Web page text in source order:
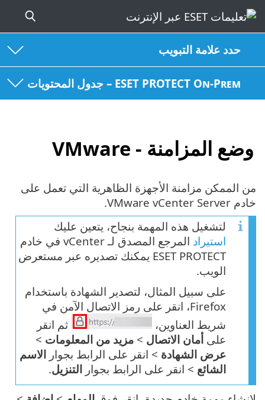
حدد علامة التبويب
ESET PROTECT On-Prem – جدول المحتويات
وضع المزامنة - VMware
من الممكن مزامنة الأجهزة الظاهرية التي تعمل على
خادم VMware vCenter Server.
لتشغيل هذه المهمة بنجاح، يتعين عليك
استيراد
المرجع المصدق لـ vCenter في خادم
ESET PROTECT يمكنك تصديره عبر مستعرض
الويب.
على سبيل المثال، لتصدير الشهادة باستخدام
Firefox، انقر على رمز الاتصال الآمن في
شريط العناوين،
ثم انقر
على أمان الاتصال > مزيد من المعلومات >
عرض الشهادة > انقر على الرابط بجوار الاسم
الشائع > انقر على الرابط بجوار التنزيل.